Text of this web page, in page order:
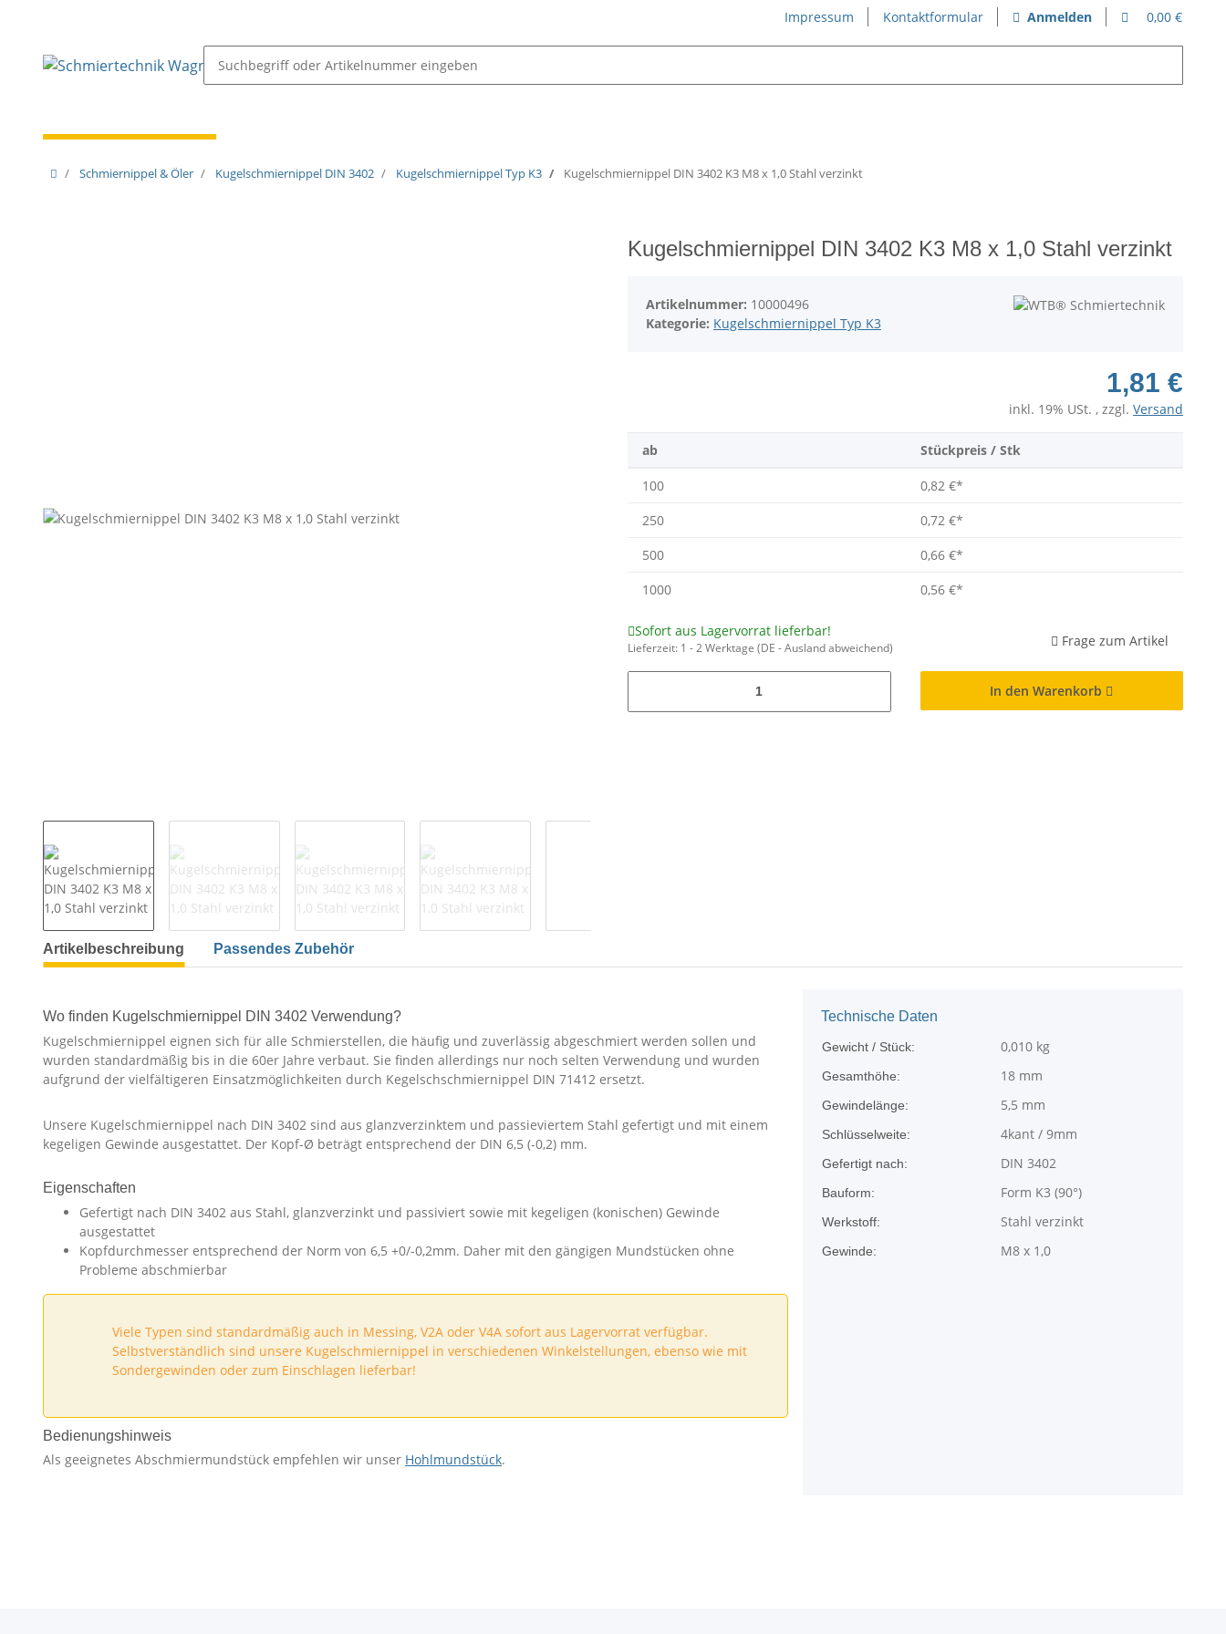
Impressum Kontaktformular Anmelden 0,00 €
Schmiernippel & Öler Kugelschmiernippel DIN 3402 Kugelschmiernippel Typ K3 Kugelschmiernippel DIN 3402 K3 M8 x 1,0 Stahl verzinkt
Kugelschmiernippel DIN 3402 K3 M8 x 1,0 Stahl verzinkt
Artikelnummer: 10000496
Kategorie: Kugelschmiernippel Typ K3
1,81 €
inkl. 19% USt. , zzgl. Versand
ab Stückpreis / Stk
100 0,82 €*
250
0,72 €*
500
0,66 €*
1000
0,56 €*
Sofort aus Lagervorrat lieferbar!
Lieferzeit: 1 - 2 Werktage (DE - Ausland abweichend) Frage zum Artikel
In den Warenkorb
Artikelbeschreibung Passendes Zubehör
Wo finden Kugelschmiernippel DIN 3402 Verwendung?
Kugelschmiernippel eignen sich für alle Schmierstellen, die häufig und zuverlässig abgeschmiert werden sollen und
wurden standardmäßig bis in die 60er Jahre verbaut. Sie finden allerdings nur noch selten Verwendung und wurden
aufgrund der vielfältigeren Einsatzmöglichkeiten durch Kegelschschmiernippel DIN 71412 ersetzt.
Unsere Kugelschmiernippel nach DIN 3402 sind aus glanzverzinktem und passieviertem Stahl gefertigt und mit einem
kegeligen Gewinde ausgestattet. Der Kopf-Ø beträgt entsprechend der DIN 6,5 (-0,2) mm.
Eigenschaften
Gefertigt nach DIN 3402 aus Stahl, glanzverzinkt und passiviert sowie mit kegeligen (konischen) Gewinde
ausgestattet
Kopfdurchmesser entsprechend der Norm von 6,5 +0/-0,2mm. Daher mit den gängigen Mundstücken ohne
Probleme abschmierbar
Viele Typen sind standardmäßig auch in Messing, V2A oder V4A sofort aus Lagervorrat verfügbar.
Selbstverständlich sind unsere Kugelschmiernippel in verschiedenen Winkelstellungen, ebenso wie mit
Sondergewinden oder zum Einschlagen lieferbar!
Bedienungshinweis
Als geeignetes Abschmiermundstück empfehlen wir unser Hohlmundstück.
Technische Daten
Gewicht / Stück: 0,010 kg
Gesamthöhe: 18 mm
Gewindelänge: 5,5 mm
Schlüsselweite: 4kant / 9mm
Gefertigt nach: DIN 3402
Bauform: Form K3 (90°)
Werkstoff: Stahl verzinkt
Gewinde: M8 x 1,0